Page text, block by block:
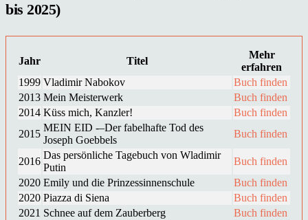
bis 2025)
Jahr Titel
Mehr
erfahren
1999 Vladimir Nabokov
Buch finden
2013 Mein Meisterwerk
Buch finden
2014 Küss mich, Kanzler!
Buch finden
2015
MEIN EID -–Der fabelhafte Tod des
Joseph Goebbels
Buch finden
2016
Das persönliche Tagebuch von Wladimir
Putin
Buch finden
2020 Emily und die Prinzessinnenschule
Buch finden
2020 Piazza di Siena
Buch finden
2021 Schnee auf dem Zauberberg
Buch finden